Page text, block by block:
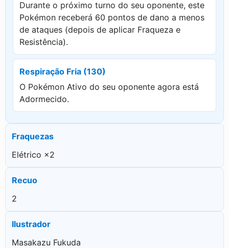
Durante o próximo turno do seu oponente, este
Pokémon receberá 60 pontos de dano a menos
de ataques (depois de aplicar Fraqueza e
Resistência).
Respiração Fria (130)
O Pokémon Ativo do seu oponente agora está
Adormecido.
Fraquezas
Elétrico ×2
Recuo
2
Ilustrador
Masakazu Fukuda